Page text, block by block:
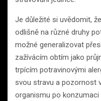
Je důležité si uvědomit,
odlišně na různé druhy
možné generalizovat
zažívácím obtím jako
trpícím potravinovými
svou stravu a pozornost
organismu po